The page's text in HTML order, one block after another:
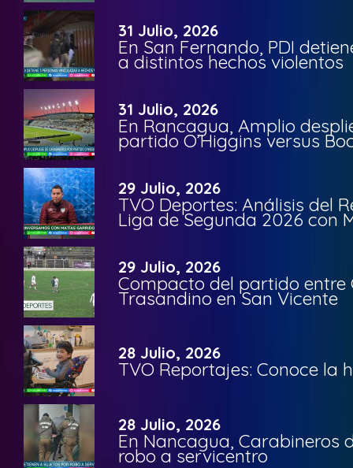
31 Julio, 2026
En San Fernando, PDI
a distintos hechos violentos
31 Julio, 2026
En Rancagua, Amplio
partido O’Higgins versus
29 Julio, 2026
TVO Deportes: Análisis del
Liga de Segunda 2026 con
29 Julio, 2026
Compacto del partido entre
Trasandino en San Vicente
28 Julio, 2026
TVO Reportajes: Conoce la
28 Julio, 2026
En Nancagua, Carabineros
robo a servicentro